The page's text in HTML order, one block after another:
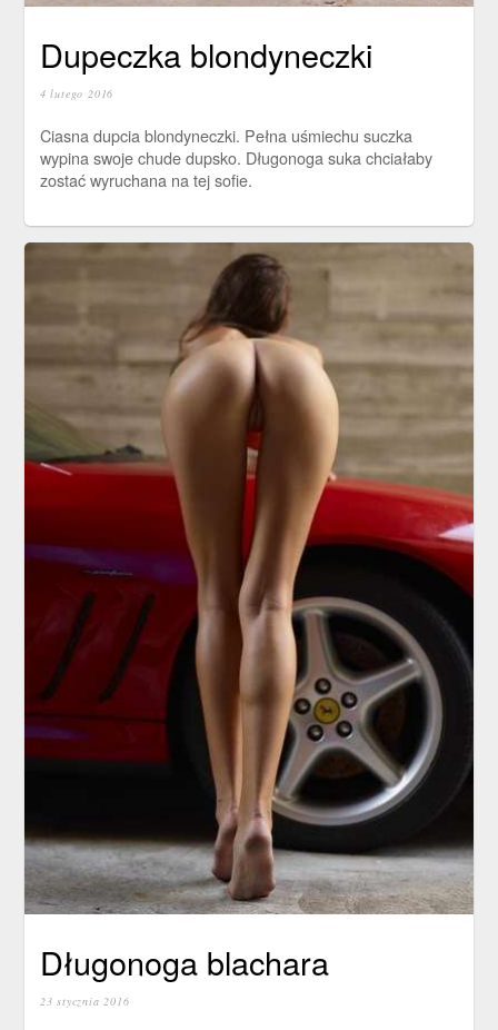
Dupeczka blondyneczki
4 lutego 2016
Ciasna dupcia blondyneczki. Pełna uśmiechu suczka
wypina swoje chude dupsko. Długonoga suka chciałaby
zostać wyruchana na tej sofie.
Długonoga blachara
23 stycznia 2016